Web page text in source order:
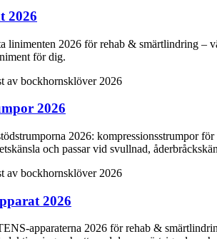
2026
linimenten 2026 för rehab & smärtlindring –
för dig.
2026
2026: kompressionsstrumpor
och passar vid svullnad,
2026
apparaterna 2026 för rehab &